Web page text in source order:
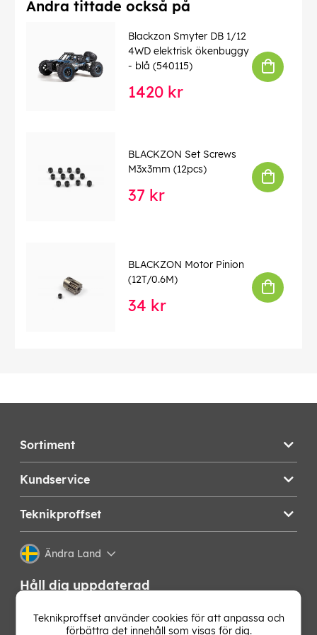
Andra tittade också på
Blackzon Smyter DB 1/12
4WD elektrisk ökenbuggy
- blå (540115)
1420 kr
BLACKZON Set Screws
M3x3mm (12pcs)
37 kr
BLACKZON Motor Pinion
(12T/0.6M)
34 kr
Sortiment
Kundservice
Teknikproffset
Ändra Land
Håll dig uppdaterad
Få de senaste nyheterna, hetaste erbjudandena och
bästa tipsen från oss direkt i din mejlkorg. Signa upp på
Teknikproffset använder cookies för att anpassa och
förbättra det innehåll som visas för dig.